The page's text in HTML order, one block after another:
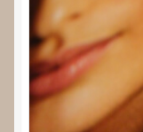
Nieuws
Video’s